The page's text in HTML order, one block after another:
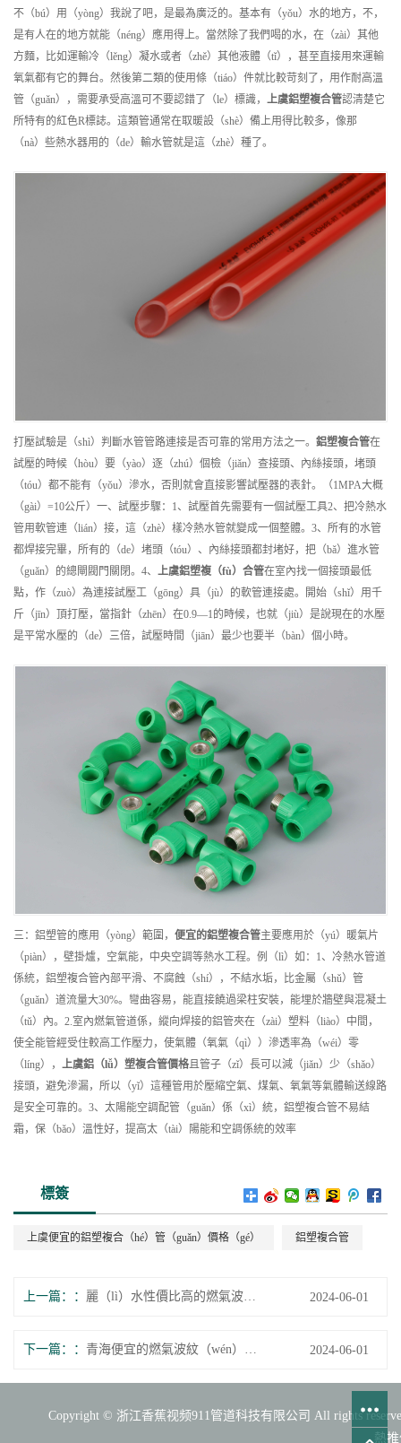
不（bú）用（yòng）我說了吧，是最為廣泛的。基本有（yǒu）水的地方，不，
是有人在的地方就能（néng）應用得上。當然除了我們喝的水，在（zài）其他
方麵，比如運輸冷（lěng）凝水或者（zhě）其他液體（tǐ），甚至直接用來運輸
氧氣都有它的舞台。然後第二類的使用條（tiáo）件就比較苛刻了，用作耐高溫
管（guǎn），需要承受高溫可不要認錯了（le）標識， 上虞鋁塑複合管認清楚它
所特有的紅色R標誌。這類管通常在取暖設（shè）備上用得比較多，像那
（nà）些熱水器用的（de）輸水管就是這（zhè）種了。
打壓試驗是（shì）判斷水管管路連接是否可靠的常用方法之一。 鋁塑複合管在
試壓的時候（hòu）要（yào）逐（zhú）個檢（jiǎn）查接頭、內絲接頭，堵頭
（tóu）都不能有（yǒu）滲水，否則就會直接影響試壓器的表針。（1MPA大概
（gài）=10公斤）一、試壓步驟：1、試壓首先需要有一個試壓工具2、把冷熱水
管用軟管連（lián）接，這（zhè）樣冷熱水管就變成一個整體。3、所有的水管
都焊接完畢，所有的（de）堵頭（tóu）、內絲接頭都封堵好，把（bǎ）進水管
（guǎn）的總閘閥門關閉。4、 上虞鋁塑複（fù）合管在室內找一個接頭最低
點，作（zuò）為連接試壓工（gōng）具（jù）的軟管連接處。開始（shǐ）用千
斤（jīn）頂打壓，當指針（zhēn）在0.9—1的時候，也就（jiù）是說現在的水壓
是平常水壓的（de）三倍，試壓時間（jiān）最少也要半（bàn）個小時。
三：鋁塑管的應用（yòng）範圍， 便宜的鋁塑複合管主要應用於（yú）暖氣片
（piàn），壁掛爐，空氣能，中央空調等熱水工程。例（lì）如：1、冷熱水管道
係統，鋁塑複合管內部平滑、不腐蝕（shí），不結水垢，比金屬（shǔ）管
（guǎn）道流量大30%。彎曲容易，能直接饒過梁柱安裝，能埋於牆壁與混凝土
（tǔ）內。2.室內燃氣管道係，縱向焊接的鋁管夾在（zài）塑料（liào）中間，
使全能管經受住較高工作壓力，使氣體（氧氣（qì））滲透率為（wéi）零
（líng）， 上虞鋁（lǚ）塑複合管價格且管子（zǐ）長可以減（jiǎn）少（shǎo）
接頭，避免滲漏，所以（yǐ）這種管用於壓縮空氣、煤氣、氧氣等氣體輸送線路
是安全可靠的。3、太陽能空調配管（guǎn）係（xì）統，鋁塑複合管不易結
霜，保（bǎo）溫性好，提高太（tài）陽能和空調係統的效率
標簽
上虞便宜的鋁塑複合（hé）管（guǎn）價格（gé） 鋁塑複合管
上一篇： 麗（lì）水性價比高的燃氣波紋管廠家 2024-06-01
下一篇： 青海便宜的燃氣波紋（wén）管價格 2024-06-01
Copyright © 浙江香蕉视频911管道科技有限公司 All rights
熱